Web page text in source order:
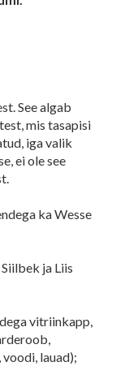
See algab
mis tasapisi
iga valik
ei ole see
ka Wesse
ja Liis
vitriinkapp,
lauad);